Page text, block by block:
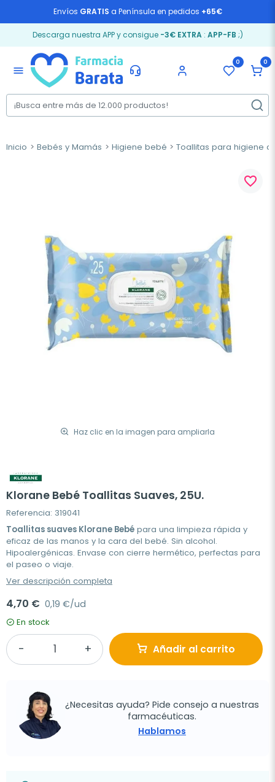
Envíos GRATIS a Península en pedidos +65€
Descarga nuestra APP y consigue -3€ EXTRA: APP-FB ;)
menu
0 0
Inicio Bebés y Mamás Higiene bebé Toallitas para higiene
Haz clic en la imagen para ampliarla
favorite_border
Klorane Bebé Toallitas Suaves, 25U.
Referencia: 319041
Toallitas suaves Klorane Bebé para una limpieza rápida y
eficaz de las manos y la cara del bebé. Sin alcohol.
Hipoalergénicas. Envase con cierre hermético, perfectas para
el paseo o viaje.
Ver descripción completa
4,70 € 0,19 €/ud
En stock
Añadir al carrito
¿Necesitas ayuda? Pide consejo a nuestras
farmacéuticas.
Hablamos